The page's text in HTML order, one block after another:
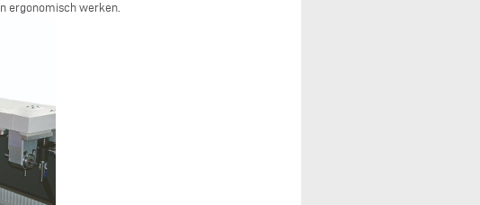
ergonomisch werken.